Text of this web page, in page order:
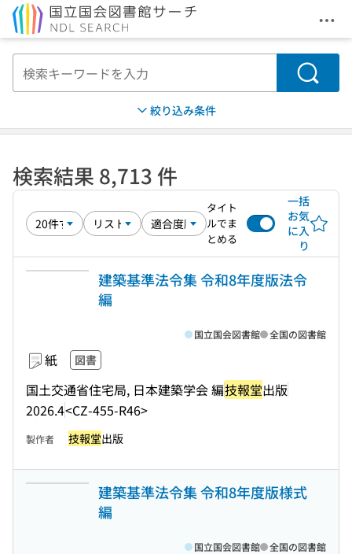
メ
検索
絞り込み条件
検索結果 8,713 件
タイト
ルでま
とめる
一括
お気
に入
り
建築基準法令集 令和8年度版法令
編
紙 図書
国土交通省住宅局, 日本建築学会 編技報堂出版
2026.4<CZ-455-R46>
国立国会図書館 全国の図書館
製作者 技報堂出版
建築基準法令集 令和8年度版様式
編
国立国会図書館 全国の図書館